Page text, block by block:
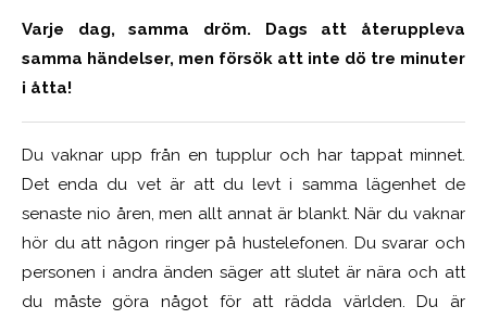
Varje dag, samma dröm. Dags att återuppleva
samma händelser, men försök att inte dö tre minuter
i åtta!
Du vaknar upp från en tupplur och har tappat minnet.
Det enda du vet är att du levt i samma lägenhet de
senaste nio åren, men allt annat är blankt. När du vaknar
hör du att någon ringer på hustelefonen. Du svarar och
personen i andra änden säger att slutet är nära och att
du måste göra något för att rädda världen. Du är